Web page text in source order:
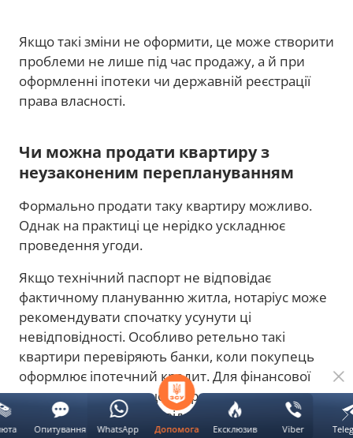
Якщо такі зміни не оформити, це може створити
проблеми не лише під час продажу, а й при
оформленні іпотеки чи державній реєстрації
права власності.
Чи можна продати квартиру з
неузаконеним переплануванням
Формально продати таку квартиру можливо.
Однак на практиці це нерідко ускладнює
проведення угоди.
Якщо технічний паспорт не відповідає
фактичному плануванню житла, нотаріус може
рекомендувати спочатку усунути ці
невідповідності. Особливо ретельно такі
квартири перевіряють банки, коли покупець
оформлює іпотечний кредит. Для фінансової
установи важливо, щоб характеристики
нерухомості повністю відповідали офіційним
Допомога Ексклюзив Viber
Опитування WhatsApp